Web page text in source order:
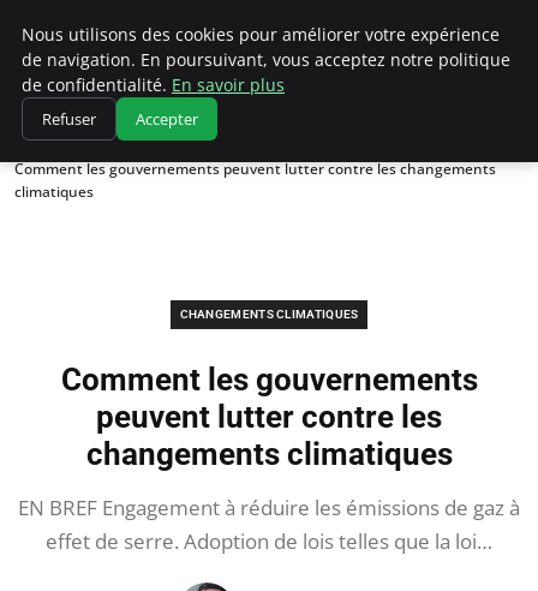
Climatedebtagents
Accueil
Changements climatiques
Comment les gouvernements peuvent lutter contre les changements
climatiques
CHANGEMENTS CLIMATIQUES
Comment les gouvernements
peuvent lutter contre les
changements climatiques
EN BREF Engagement à réduire les émissions de gaz à
effet de serre. Adoption de lois telles que la loi…
Nous utilisons des cookies pour améliorer votre expérience
de navigation. En poursuivant, vous acceptez notre politique
de confidentialité. En savoir plus
Refuser Accepter